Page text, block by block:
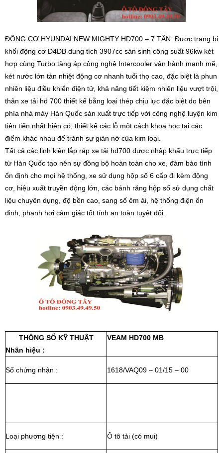
ĐÔNG CƠ HYUNDAI NEW MIGHTY HD700 – 7 TẤN: Được trang bị
khối động cơ D4DB dung tích 3907cc sản sinh công suất 96kw két
hợp cùng Turbo tăng áp công nghệ Intercooler vận hành mạnh mẽ,
két nước lớn tản nhiệt động cơ nhanh tuổi thọ cao, đặc biệt là phun
nhiên liệu điều khiển điện tử, khả năng tiết kiệm nhiên liệu vượt trội,
thân xe tải hd 700 thiết kế bằng loại thép chịu lực đặc biệt do bên
phía nhà máy Hàn Quốc sản xuất trực tiếp với công nghệ luyện kim
tiên tiến nhất hiện có, thiết kế các lỗ một cách khoa học tại các
điểm khác nhau để tránh sự giản nở của kim loại.
Tất cả các linh kiện lắp ráp xe tải hd700 được nhập khẩu trực tiếp
từ Hàn Quốc tạo nên sự đồng bộ hoàn toàn cho xe, đảm bảo tính
ổn định cho mọi hệ thống, xe sử dụng hộp số 6 cấp đi kèm động
cơ, hiệu xuất truyền động lớn, các bánh răng hộp số sử dụng chất
liệu chuyên dụng, độ bền cao, sang số êm ái, hệ thống điện ổn
định, phanh hơi cảm giác tốt tính an toàn tuyệt đối.
THÔNG SỐ KỸ THUẬT
Nhãn hiệu :
VEAM HD700 MB
Số chứng nhận : 1618/VAQ09 – 01/15 – 00
Loại phương tiện : Ô tô tải (có mui)